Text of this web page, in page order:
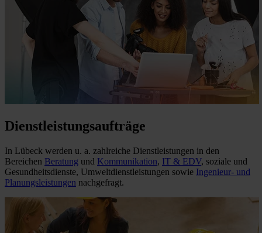
Dienstleistungsaufträge
In Lübeck werden u. a. zahlreiche Dienstleistungen in den
Bereichen Beratung und Kommunikation, IT & EDV, soziale und
Gesundheitsdienste, Umweltdienstleistungen sowie Ingenieur- und
Planungsleistungen nachgefragt.